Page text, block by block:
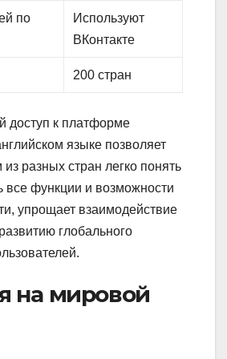
по
Используют
ВКонтакте
200 стран
доступ к платформе
языке позволяет
из разных стран легко понять
все функции и возможности
упрощает взаимодействие
глобального
на мировой